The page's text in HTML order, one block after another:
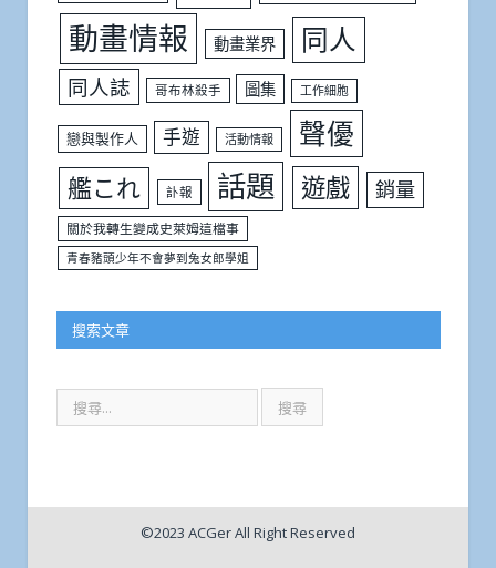
動畫情報 動畫業界 同人
同人誌 哥布林殺手 圖集 工作細胞
戀與製作人 手遊 活動情報 聲優
艦これ 訃報 話題 遊戲 銷量
關於我轉生變成史萊姆這檔事
青春豬頭少年不會夢到兔女郎學姐
搜索文章
©2023 ACGer All Right Reserved